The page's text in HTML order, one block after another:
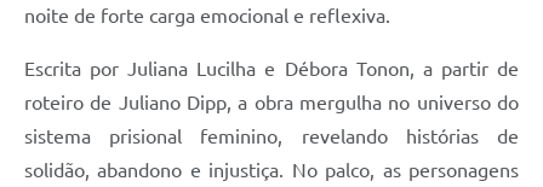
noite de forte carga emocional e reflexiva.
Escrita por Juliana Lucilha e Débora Tonon, a partir de
roteiro de Juliano Dipp, a obra mergulha no universo do
sistema prisional feminino, revelando histórias de
solidão, abandono e injustiça. No palco, as personagens